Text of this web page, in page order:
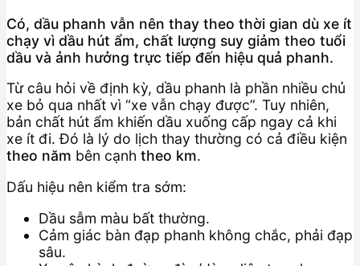
Có, dầu phanh vẫn nên thay theo thời gian dù xe ít
chạy vì dầu hút ẩm, chất lượng suy giảm theo tuổi
dầu và ảnh hưởng trực tiếp đến hiệu quả phanh.
Từ câu hỏi về định kỳ, dầu phanh là phần nhiều chủ
xe bỏ qua nhất vì “xe vẫn chạy được”. Tuy nhiên,
bản chất hút ẩm khiến dầu xuống cấp ngay cả khi
xe ít đi. Đó là lý do lịch thay thường có cả điều kiện
theo năm bên cạnh theo km.
Dấu hiệu nên kiểm tra sớm:
Dầu sẫm màu bất thường.
Cảm giác bàn đạp phanh không chắc, phải đạp
sâu.